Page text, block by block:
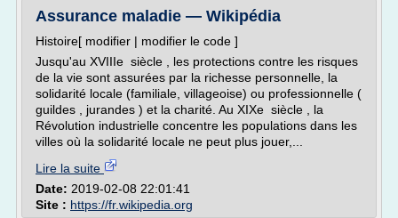
Assurance maladie — Wikipédia
Histoire[ modifier | modifier le code ]
Jusqu'au XVIIIe siècle , les protections contre les risques
de la vie sont assurées par la richesse personnelle, la
solidarité locale (familiale, villageoise) ou professionnelle (
guildes , jurandes ) et la charité. Au XIXe siècle , la
Révolution industrielle concentre les populations dans les
villes où la solidarité locale ne peut plus jouer,...
Lire la suite
Date: 2019-02-08 22:01:41
Site : https://fr.wikipedia.org